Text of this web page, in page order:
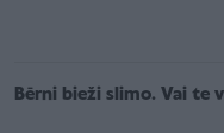
Bērni bieži slimo. Vai te